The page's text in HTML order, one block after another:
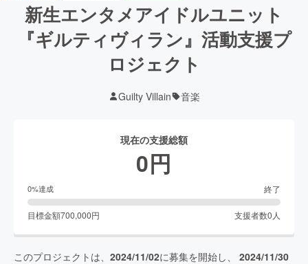
新生エンタメアイドルユニット
『ギルティヴィラン』活動支援プ
ロジェクト
Guilty Villain 音楽
現在の支援総額
0円
0%達成 終了
目標金額700,000円 支援者数0 人
このプロジェクトは、 2024/11/02に募集を開始し、 2024/11/30